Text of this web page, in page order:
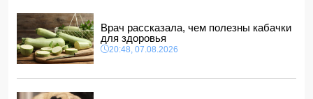
Врач рассказала, чем полезны кабачки
для здоровья
20:48, 07.08.2026